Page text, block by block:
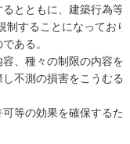
とともに、建築行為等(
制することになってお
ある。
、種々の制限の内容を
不測の損害をこうむる
等の効果を確保するた